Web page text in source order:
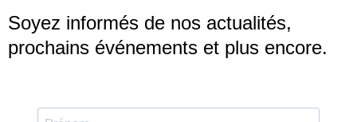
Soyez informés de nos actualités,
prochains événements et plus encore.